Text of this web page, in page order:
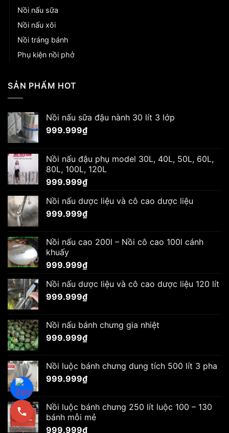
Nồi nấu sữa
Nồi nấu xôi
Nồi tráng bánh
Phụ kiện nồi phở
SẢN PHẨM HOT
Nồi nấu sữa đậu nành 30 lít 3 lớp
999.999₫
Nồi nấu đậu phụ model 30L, 40L, 50L, 60L,
80L, 100L, 120L
999.999₫
Nồi nấu dược liệu và cô cao dược liệu
999.999₫
Nồi nấu cao 200l – Nồi cô cao 100l cánh
khuấy
999.999₫
Nồi nấu dược liệu và cô cao dược liệu 120 lít
999.999₫
Nồi nấu bánh chưng gia nhiệt
999.999₫
Nồi luộc bánh chưng dung tích 500 lít 3 pha
999.999₫
Nồi luộc bánh chưng 250 lít luộc 100 – 130
bánh mỗi mẻ
999.999₫